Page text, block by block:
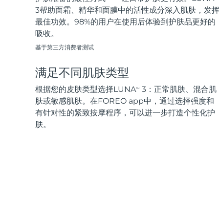
3帮助面霜、精华和面膜中的活性成分深入肌肤，发挥
最佳功效。98%的用户在使用后体验到护肤品更好的
吸收。
基于第三方消费者测试
满足不同肌肤类型
根据您的皮肤类型选择LUNATM
3：正常肌肤、混合肌
肤或敏感肌肤。在FOREO app中，通过选择强度和
有针对性的紧致按摩程序，可以进一步打造个性化护
肤。